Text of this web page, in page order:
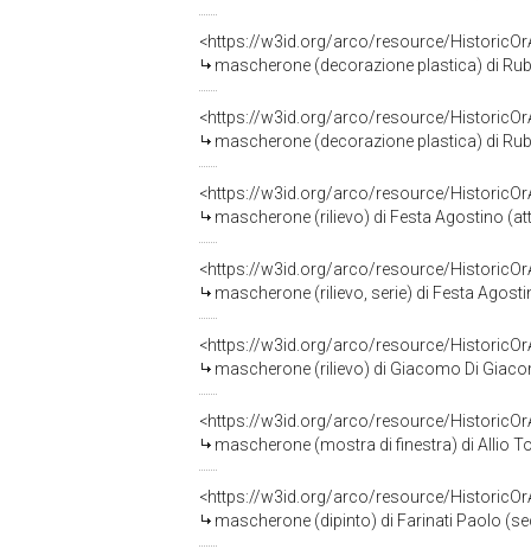
<https://w3id.org/arco/resource/
mascherone (decorazione plastica) di
<https://w3id.org/arco/resource/
mascherone (decorazione plastica) di
<https://w3id.org/arco/resource/
mascherone (rilievo) di Festa Agostino
<https://w3id.org/arco/resource/
mascherone (rilievo, serie) di Festa
<https://w3id.org/arco/resource/
mascherone (rilievo) di Giacomo Di
<https://w3id.org/arco/resource/
mascherone (mostra di finestra) di Allio
<https://w3id.org/arco/resource/
mascherone (dipinto) di Farinati Paolo